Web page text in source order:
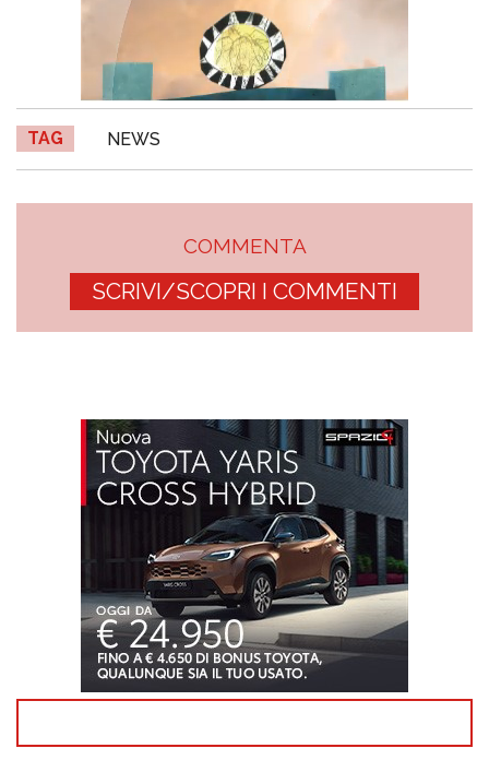
TAG NEWS
COMMENTA
SCRIVI/SCOPRI I COMMENTI